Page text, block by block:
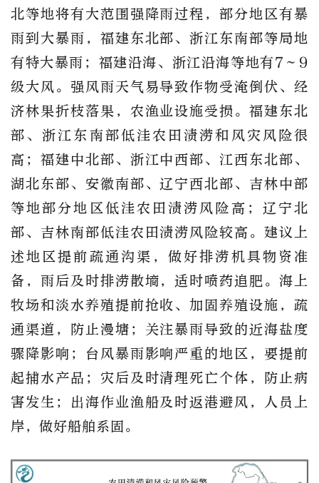
北等地将有大范围强降雨过程，部分地区有暴
雨到大暴雨，福建东北部、浙江东南部等局地
有特大暴雨；福建沿海、浙江沿海等地有7～9
级大风。强风雨天气易导致作物受淹倒伏、经
济林果折枝落果，农渔业设施受损。福建东北
部、浙江东南部低洼农田渍涝和风灾风险很
高；福建中北部、浙江中西部、江西东北部、
湖北东部、安徽南部、辽宁西北部、吉林中部
等地部分地区低洼农田渍涝风险高；辽宁北
部、吉林南部低洼农田渍涝风险较高。建议上
述地区提前疏通沟渠，做好排涝机具物资准
备，雨后及时排涝散墒，适时喷药追肥。海上
牧场和淡水养殖提前抢收、加固养殖设施，疏
通渠道，防止漫塘；关注暴雨导致的近海盐度
骤降影响；台风暴雨影响严重的地区，要提前
起捕水产品；灾后及时清理死亡个体，防止病
害发生；出海作业渔船及时返港避风，人员上
岸，做好船舶系固。